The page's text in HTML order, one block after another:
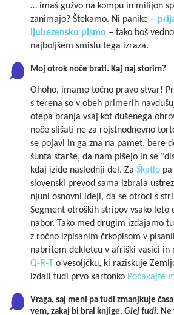
… imaš gužvo na kompu in milijon
zanimajo? Štekamo. Ni panike –
ljubezensko pismo – tako boš
najboljšem smislu tega izraza.
Moj otrok noče brati. Kaj naj storim?
Ohoho, imamo točno pravo stvar!
s terena so v obeh primerih
otepa branja vsaj kot dušenega
noče slišati ne za rojstnodnevno
se pojavi in ga zna na pamet, bere
šunta starše, da nam pišejo in se
kdaj izide naslednji del. Za Škatlo
slovenski prevod sama izbrala
njuni osnovni ideji, da se otroci s
Segment otroških stripov vsako
nabor. Tako med drugim izdajamo
z ročno izpisanim črkopisom v
nabritem dekletcu v afriški vasici in
Q-R-T
o vesoljčku, ki raziskuje
izdali tudi prvo kartonko Počakajte
Vraga, saj meni pa tudi zmanjkuje
vem, zakaj bi bral knjige. Glej tudi: Ne